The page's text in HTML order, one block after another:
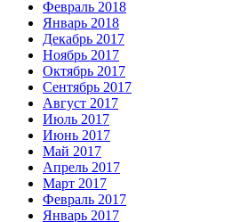
Февраль 2018
Январь 2018
Декабрь 2017
Ноябрь 2017
Октябрь 2017
Сентябрь 2017
Август 2017
Июль 2017
Июнь 2017
Май 2017
Апрель 2017
Март 2017
Февраль 2017
Январь 2017